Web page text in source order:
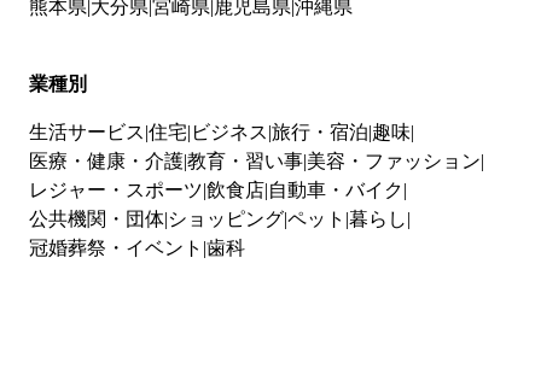
熊本県 大分県 宮崎県 鹿児島県 沖縄県
業種別
生活サービス 住宅 ビジネス 旅行・宿泊 趣味
医療・健康・介護教育・習い事 美容・ファッション
レジャー・スポーツ 飲食店 自動車・バイク
公共機関・団体 ショッピングペット 暮らし
冠婚葬祭・イベント 歯科